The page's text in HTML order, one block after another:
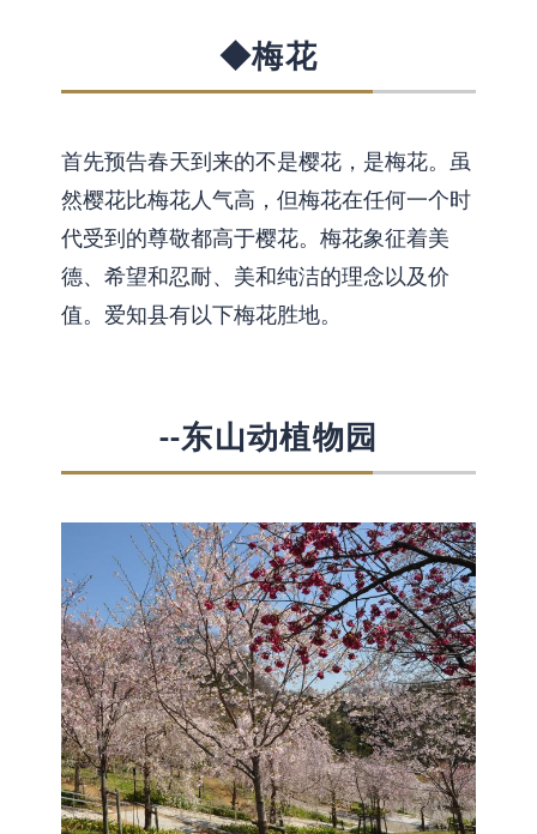
◆梅花
首先预告春天到来的不是樱花，是梅花。虽
然樱花比梅花人气高，但梅花在任何一个时
代受到的尊敬都高于樱花。梅花象征着美
德、希望和忍耐、美和纯洁的理念以及价
值。爱知县有以下梅花胜地。
--东山动植物园